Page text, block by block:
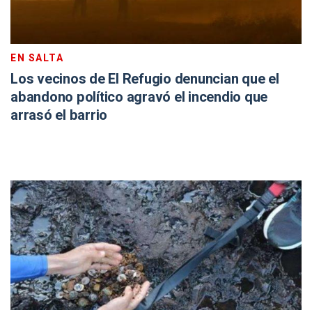
EN SALTA
Los vecinos de El Refugio denuncian que el
abandono político agravó el incendio que
arrasó el barrio